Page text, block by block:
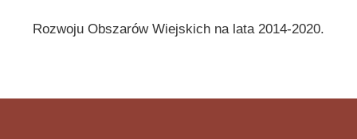
Rozwoju Obszarów Wiejskich na lata 2014-2020.